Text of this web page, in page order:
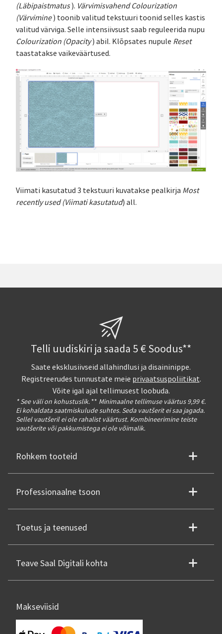
(Läbipaistmatus). Värvimisvahend Colourization
(Värvimine) toonib valitud tekstuuri toonid selles kastis
valitud värviga. Selle intensiivsust saab reguleerida nupu
Colourization (Opacity) abil. Klõpsates nupule Reset
taastatakse vaikeväärtused.
Viimati kasutatud 3 tekstuuri kuvatakse pealkirja Most
recently used (Viimati kasutatud) all.
Telli uudiskiri ja saada 5 € Soodus**
Saate eksklusiivseid allahindlusi ja disaininippe.
Registreerudes tunnustate meie privaatsuspoliitikat.
Võite igal ajal tellimusest loobuda.
* See väli on kohustuslik. ** Minimaalne tellimuse väärtus 9,99 €.
Ei kohaldata saatmiskulude suhtes. Seda vautšerit ei saa jagada.
Sellel vautšeril ei ole rahalist väärtust. Kombineerimine teiste
vautšerite või pakkumistega ei ole võimalik.
Rohkem tooteid
Professionaalne tsoon
Toetus ja teenused
Teave Saal Digitali kohta
Makseviisid